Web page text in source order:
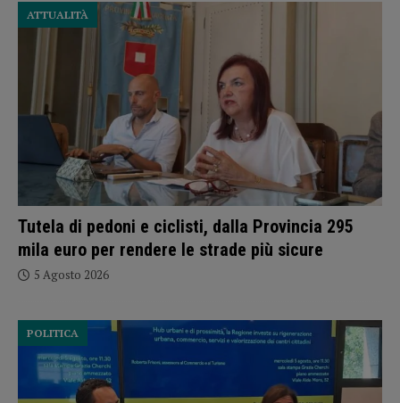
Tutela di pedoni e ciclisti, dalla Provincia 295
mila euro per rendere le strade più sicure
ATTUALITÀ
5 Agosto 2026
POLITICA